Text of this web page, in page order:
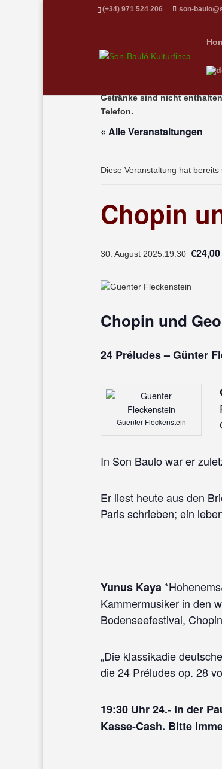
(+34) 971 524 206 son-
Getränke sind nicht
Telefon.
« Alle Veranstaltungen
Diese Veranstaltung hat bereits
Chopin
30. August 2025.19:30 €24,00
Chopin und
24 Préludes – Günter
Guenter Fleckenstein
In Son Baulo war er
Er liest heute aus den
Paris schrieben; ein
Yunus Kaya
Kammermusiker in den
Bodenseefestival,
„Die klassikadie
die 24 Préludes op. 28
19:30 Uhr 24.- In der
Kasse-Cash. Bitte